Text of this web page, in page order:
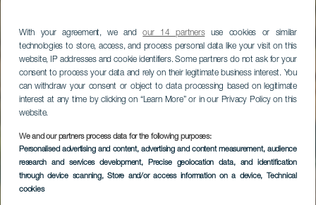
With your agreement, we andour 14 partnersuse cookies or similar
technologies to store, access, and process personal data like your visit on this
website, IP addresses and cookie identifiers. Some partners do not ask for your
consent to process your data and rely on their legitimate business interest. You
can withdraw your consent or object to data processing based on legitimate
interest at any time by clicking on “Learn More” or in our Privacy Policy on this
website.
We and our partners process data for the following purposes:
Personalised advertising and content, advertising and content measurement, audience
research and services development, Precise geolocation data, and identification
through device scanning, Store and/or access information on a device, Technical
cookies